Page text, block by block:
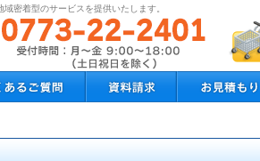
密着型のサービスを提供いたします。